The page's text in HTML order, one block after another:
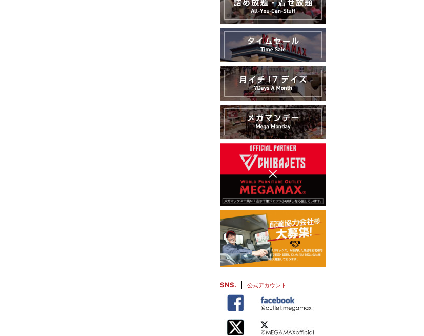
SNS. 公式アカウント